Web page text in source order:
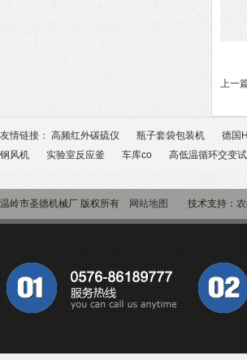
上一
友情链接： 高频红外碳硫仪 瓶子套袋包装机 德国
钢风机
实验室反应釜 车库co 高低温循环交变
温岭市圣德机械厂 版权所有 网站地图 技术支持：